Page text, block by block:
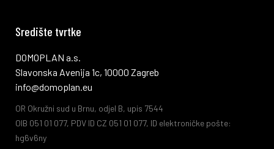
Središte tvrtke
DOMOPLAN a.s.
Slavonska Avenija 1c, 10000 Zagreb
info@domoplan.eu
OR Okružni sud u Brnu, odjel B, upis 7544
OIB 051 01 077, PDV ID CZ 051 01 077, ID elektroničke pošte:
hg6v6ny